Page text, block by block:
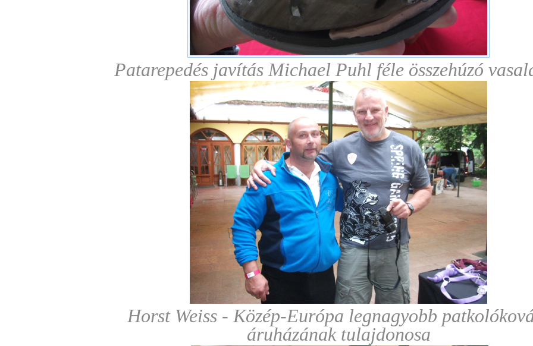
Patarepedés javítás Michael Puhl féle összehúzó
Horst Weiss - Közép-Európa legnagyobb
áruházának tulajdonosa